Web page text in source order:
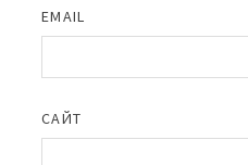
EMAIL
САЙТ